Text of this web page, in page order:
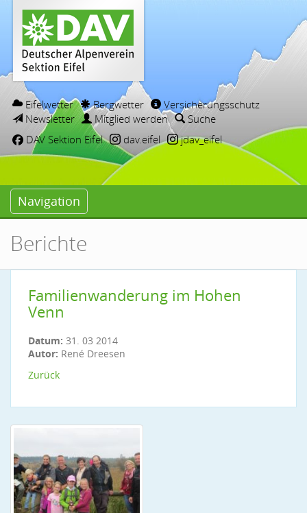
Eifelwetter Bergwetter
Versicherungsschutz
Newsletter
Mitglied werden
Suche
DAV Sektion Eifel
dav.eifel jdav_eifel
Navigation
Berichte
Familienwanderung im Hohen
Venn
Datum: 31. 03 2014
Autor: René Dreesen
Zurück